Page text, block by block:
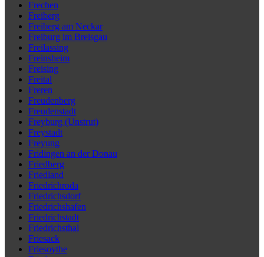
Frechen
Freiberg
Freiberg am Neckar
Freiburg im Breisgau
Freilassing
Freinsheim
Freising
Freital
Freren
Freudenberg
Freudenstadt
Freyburg (Unstrut)
Freystadt
Freyung
Fridingen an der Donau
Friedberg
Friedland
Friedrichroda
Friedrichsdorf
Friedrichshafen
Friedrichstadt
Friedrichsthal
Friesack
Friesoythe